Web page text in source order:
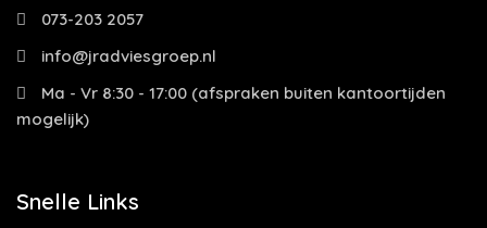
073-203 2057
info@jradviesgroep.nl
Ma - Vr 8:30 - 17:00 (afspraken buiten kantoortijden
mogelijk)
Snelle Links